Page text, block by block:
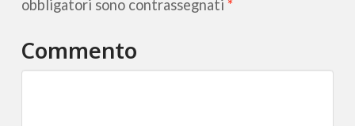
obbligatori sono contrassegnati *
Commento